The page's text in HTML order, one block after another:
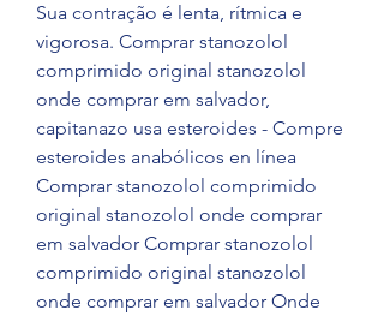
Sua contração é lenta, rítmica e
vigorosa. Comprar stanozolol
comprimido original stanozolol
onde comprar em salvador,
capitanazo usa esteroides - Compre
esteroides anabólicos en línea
Comprar stanozolol comprimido
original stanozolol onde comprar
em salvador Comprar stanozolol
comprimido original stanozolol
onde comprar em salvador Onde